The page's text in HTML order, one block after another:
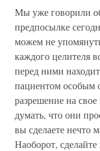
Мы уже говорили
предпосылке
можем не
каждого целителя
перед ними
пациентом особым
разрешение на
думать, что они
вы сделаете нечто
Наоборот,